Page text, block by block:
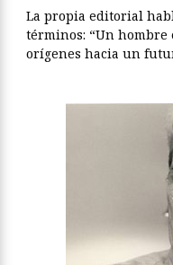
La propia editorial
términos: “Un hombre
orígenes hacia un